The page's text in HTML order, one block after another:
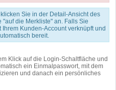
Sie in der Detail-Ansicht des
die Merkliste" an. Falls Sie
Kunden-Account verknüpft und
bereit.
Klick auf die Login-Schaltfläche und
ein Einmalpasswort, mit dem
und danach ein persönliches